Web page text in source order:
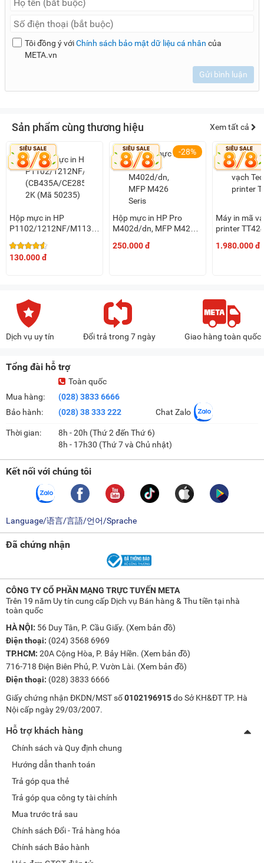
Tôi đồng ý vớiChính sách bảo mật dữ liệu cá nhân của
META.vn
Gửi bình luận
Sản phẩm cùng thương hiệu Xem tất cả
Hộp mực in HP
P1102/1212NF/M1130
2K (Mã 50235)
130.000 đ
-28%
Hộp mực in HP Pro
M402d/dn, MFP M426
052) 3.1K ( Mã 50239,
250.000 đ
Máy in mã
printer
1.980.000 đ
Dịch vụ uy tín Đổi trả trong 7 ngày Giao hàng toàn quốc
Tổng đài hỗ trợ
Mua hàng:
Bảo hành:
Toàn quốc
(028) 3833 6666
(028) 38 333 222
Chat Zalo
Thời gian:
8h - 20h (Thứ 2 đến Thứ 6)
8h - 17h30 (Thứ 7 và Chủ nhật)
Kết nối với chúng tôi
Language/语言/言語/언어/Sprache
Đã chứng nhận
CÔNG TY CỔ PHẦN MẠNG TRỰC TUYẾN META
Trên 19 năm Uy tín cung cấp Dịch vụ Bán hàng & Thu tiền tại nhà
toàn quốc
HÀ NỘI: 56 Duy Tân, P. Cầu Giấy. (Xem bản đồ)
Điện thoại: (024) 3568 6969
TP.HCM: 20A Cộng Hòa, P. Bảy Hiền. (Xem bản đồ)
716-718 Điện Biên Phủ, P. Vườn Lài. (Xem bản đồ)
Điện thoại: (028) 3833 6666
Giấy chứng nhận ĐKDN/MST số0102196915do Sở KH&ĐT TP. Hà
Nội cấp ngày 29/03/2007.
Hỗ trợ khách hàng
Chính sách và Quy định chung
Hướng dẫn thanh toán
Trả góp qua thẻ
Trả góp qua công ty tài chính
Mua trước trả sau
Chính sách Đổi - Trả hàng hóa
Chính sách Bảo hành